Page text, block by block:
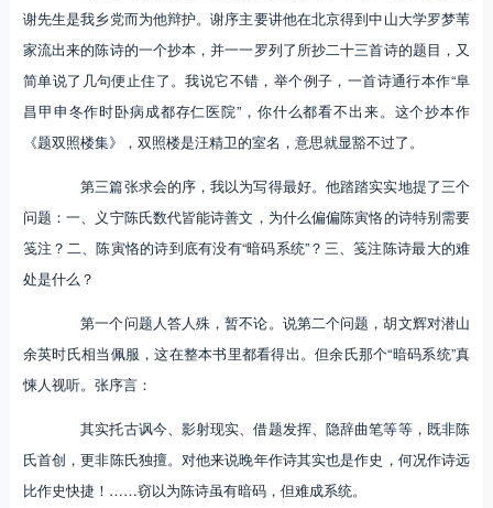
谢先生是我乡党而为他辩护。谢序主要讲他在北京得到中山大学罗梦苇
家流出来的陈诗的一个抄本，并一一罗列了所抄二十三首诗的题目，又
简单说了几句便止住了。我说它不错，举个例子，一首诗通行本作“阜
昌甲申冬作时卧病成都存仁医院”，你什么都看不出来。这个抄本作
《题双照楼集》，双照楼是汪精卫的室名，意思就显豁不过了。
第三篇张求会的序，我以为写得最好。他踏踏实实地提了三个
问题：一、义宁陈氏数代皆能诗善文，为什么偏偏陈寅恪的诗特别需要
笺注？二、陈寅恪的诗到底有没有“暗码系统”？三、笺注陈诗最大的难
处是什么？
第一个问题人答人殊，暂不论。说第二个问题，胡文辉对潜山
余英时氏相当佩服，这在整本书里都看得出。但余氏那个“暗码系统”真
悚人视听。张序言：
其实托古讽今、影射现实、借题发挥、隐辞曲笔等等，既非陈
氏首创，更非陈氏独擅。对他来说晚年作诗其实也是作史，何况作诗远
比作史快捷！……窃以为陈诗虽有暗码，但难成系统。